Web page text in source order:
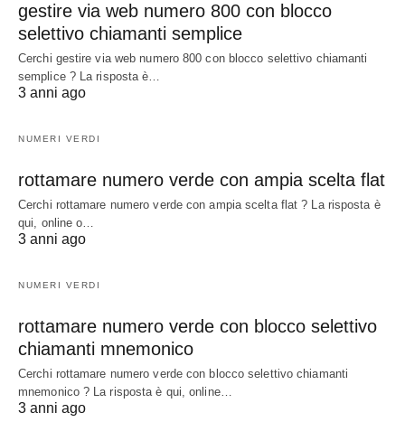
gestire via web numero 800 con blocco
selettivo chiamanti semplice
Cerchi gestire via web numero 800 con blocco selettivo chiamanti
semplice ? La risposta è…
3 anni ago
NUMERI VERDI
rottamare numero verde con ampia scelta flat
Cerchi rottamare numero verde con ampia scelta flat ? La risposta è
qui, online o…
3 anni ago
NUMERI VERDI
rottamare numero verde con blocco selettivo
chiamanti mnemonico
Cerchi rottamare numero verde con blocco selettivo chiamanti
mnemonico ? La risposta è qui, online…
3 anni ago